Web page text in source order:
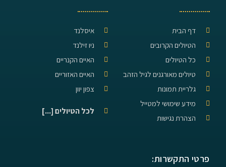
דף הבית
הטיולים הקרובים
כל הטיולים
טיולים מאורגנים לגיל הזהב
גלריית תמונות
מידע שימושי למטייל
הצהרת נגישות
איסלנד
ניו זילנד
האיים הקנריים
האיים האזוריים
צפון יוון
לכל הטיולים [...]
פרטי התקשרות: